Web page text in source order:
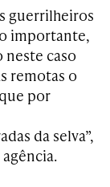
guerrilheiros
importante,
neste caso
remotas o
por
da selva”,